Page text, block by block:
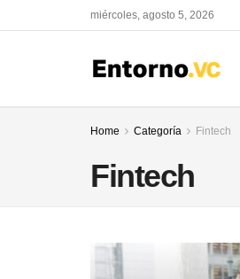
miércoles, agosto 5, 2026
Home Categoría Fintech
Fintech